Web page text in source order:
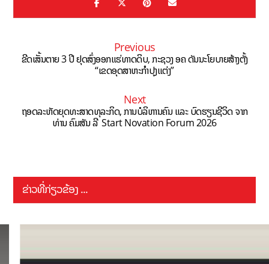
Previous
ຂີດເສັ້ນຕາຍ 3 ປີ ຢຸດສົ່ງອອກແຮ່ທາດດິບ, ກະຊວງ ອຄ ດັນນະໂຍບາຍສ້າງຕັ້ງ
“ເຂດອຸດສາຫະກຳປຸງແຕ່ງ”
Next
ຖອດລະຫັດຍຸດທະສາດທຸລະກິດ, ການບໍລິຫານຄົນ ແລະ ບົດຮຽນຊີວິດ ຈາກ
ທ່ານ ຄົມສັນ ລີ Start Novation Forum 2026
ຂ່າວທີ່ກ່ຽວຂ້ອງ ...